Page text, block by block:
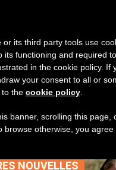
TAG
Posts
‘مصادرة’
NOUVELLES
or its third party tools use
its functioning and required
in the cookie policy. If
your consent to all or
to the cookie policy
banner, scrolling this page,
browse otherwise, you agree